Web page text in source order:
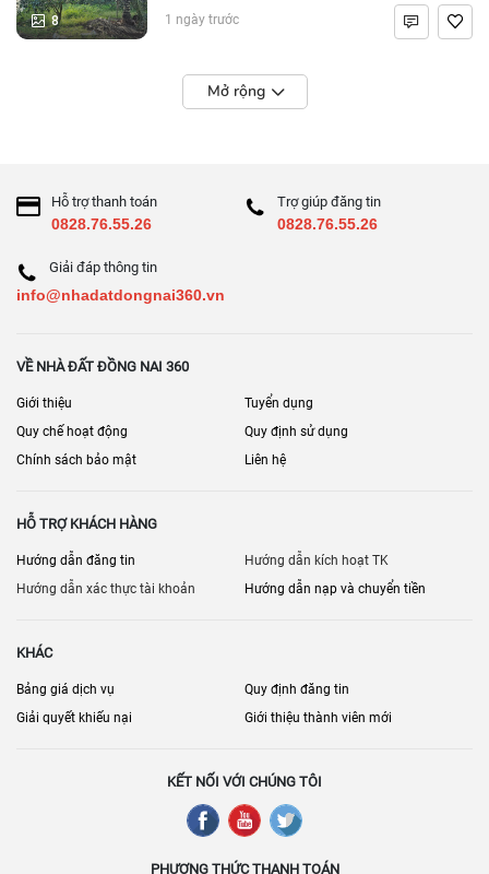
8 1 ngày trước
Mở rộng
Hỗ trợ thanh toán
0828.76.55.26
Trợ giúp đăng tin
0828.76.55.26
Giải đáp thông tin
info@nhadatdongnai360.vn
VỀ NHÀ ĐẤT ĐỒNG NAI 360
Giới thiệu
Tuyển dụng
Quy chế hoạt động
Quy định sử dụng
Chính sách bảo mật
Liên hệ
HỖ TRỢ KHÁCH HÀNG
Hướng dẫn đăng tin
Hướng dẫn kích hoạt TK
Hướng dẫn xác thực tài khoản
Hướng dẫn nạp và chuyển tiền
KHÁC
Bảng giá dịch vụ
Quy định đăng tin
Giải quyết khiếu nại
Giới thiệu thành viên mới
KẾT NỐI VỚI CHÚNG TÔI
PHƯƠNG THỨC THANH TOÁN